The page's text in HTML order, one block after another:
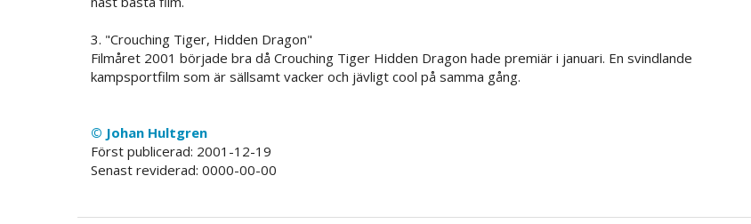
3. "Crouching Tiger, Hidden Dragon"
Filmåret 2001 började bra då Crouching Tiger Hidden Dragon hade premiär i januari. En svindlande
kampsportfilm som är sällsamt vacker och jävligt cool på samma gång.
© Johan Hultgren
Först publicerad: 2001-12-19
Senast reviderad: 0000-00-00